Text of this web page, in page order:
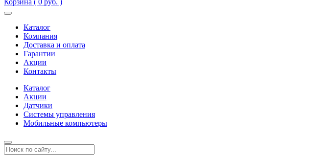
Корзина ( 0 руб. )
Каталог
Компания
Доставка и оплата
Гарантии
Акции
Контакты
Каталог
Акции
Датчики
Системы управления
Мобильные компьютеры